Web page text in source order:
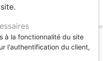
- GUIDE POUR LA
à la fonctionnalité du site
l'authentification du client,